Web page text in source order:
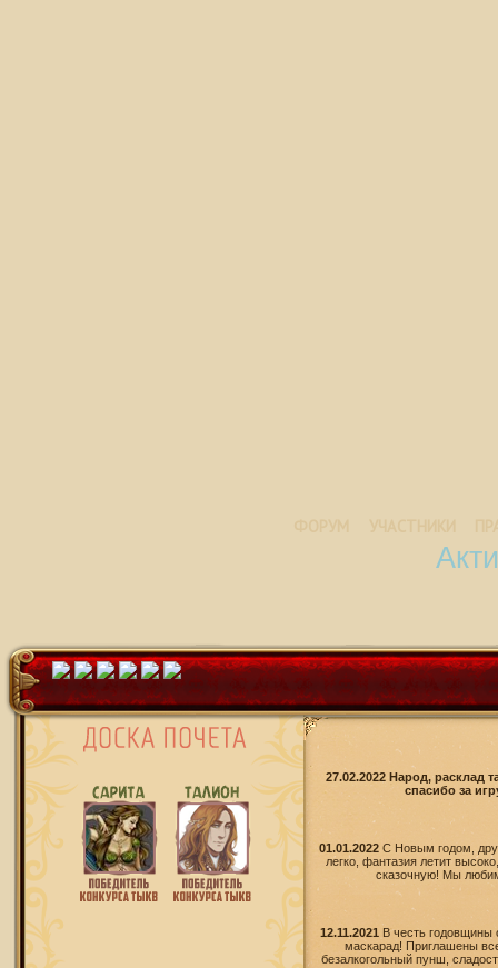
27.02.2022 Народ, расклад
спасибо за
01.01.2022 С Новым годом,
легко, фантазия летит
сказочную! Мы
12.11.2021
В честь годовщины
маскарад! Приглашены
безалкогольный пунш,